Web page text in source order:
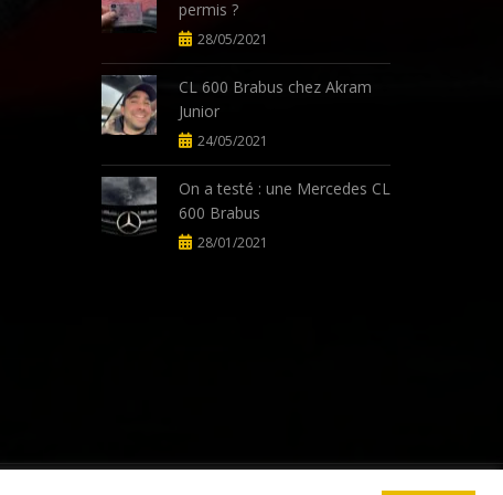
permis ?
28/05/2021
CL 600 Brabus chez Akram
Junior
24/05/2021
On a testé : une Mercedes CL
600 Brabus
28/01/2021